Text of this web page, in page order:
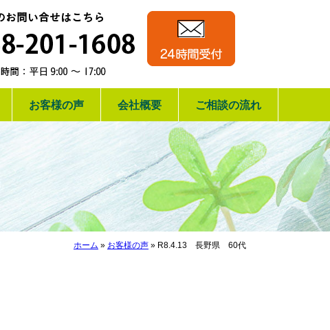
お客様の声 会社概要 ご相談の流れ
ホーム » お客様の声 » R8.4.13 長野県 60代